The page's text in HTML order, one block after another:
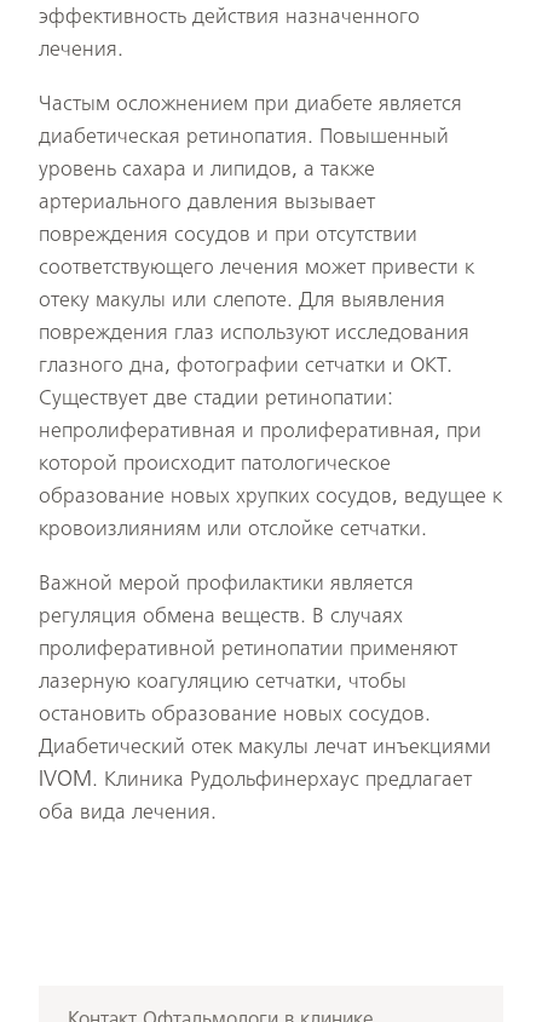
эффективность действия назначенного
лечения.
Частым осложнением при диабете является
диабетическая ретинопатия. Повышенный
уровень сахара и липидов, а также
артериального давления вызывает
повреждения сосудов и при отсутствии
соответствующего лечения может привести к
отеку макулы или слепоте. Для выявления
повреждения глаз используют исследования
глазного дна, фотографии сетчатки и ОКТ.
Существует две стадии ретинопатии:
непролиферативная и пролиферативная, при
которой происходит патологическое
образование новых хрупких сосудов, ведущее к
кровоизлияниям или отслойке сетчатки.
Важной мерой профилактики является
регуляция обмена веществ. В случаях
пролиферативной ретинопатии применяют
лазерную коагуляцию сетчатки, чтобы
остановить образование новых сосудов.
Диабетический отек макулы лечат инъекциями
IVOM. Клиника Рудольфинерхаус предлагает
оба вида лечения.